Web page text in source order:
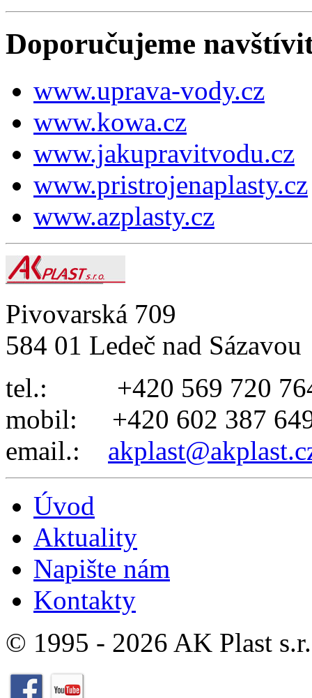
Doporučujeme
www.uprava-vody.cz
www.kowa.cz
www.jakupravitvodu.cz
www.pristrojenaplasty.cz
www.azplasty.cz
Pivovarská 709
584 01 Ledeč nad Sázavou
tel.: +420 569 720
mobil: +420 602 387
email.:
Úvod
Aktuality
Napište nám
Kontakty
© 1995 - 2026 AK Plast